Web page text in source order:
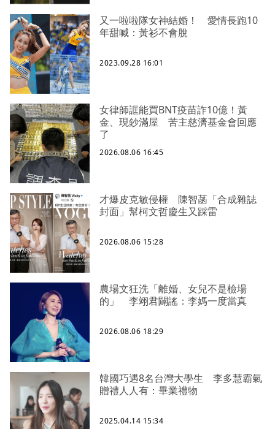
又一啦啦隊女神結婚！ 愛情長跑10
年甜喊：黃衫不會脫
2023.09.28 16:01
女律師誆能買BNT疫苗詐10億！黃
金、現鈔滿屋 苦主慈濟基金會回應
了
2026.08.06 16:45
才爆皮克敏侵權 陳智菡「合成雜誌
封面」幫柯文哲慶生又踩雷
2026.08.06 15:28
農場文狂洗「離婚、女兒不是檢場
的」 李翊君闢謠：李媽一度當真
2026.08.06 18:29
韓國巧遇8名台灣大學生 李多慧霸氣
贈禮人人有：畢業禮物
2025.04.14 15:34